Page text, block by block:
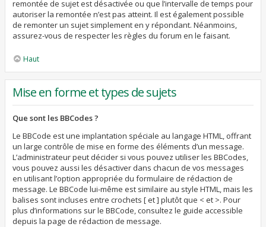
remontée de sujet est désactivée ou que l’intervalle de temps pour
autoriser la remontée n’est pas atteint. Il est également possible
de remonter un sujet simplement en y répondant. Néanmoins,
assurez-vous de respecter les règles du forum en le faisant.
Haut
Mise en forme et types de sujets
Que sont les BBCodes ?
Le BBCode est une implantation spéciale au langage HTML, offrant
un large contrôle de mise en forme des éléments d’un message.
L’administrateur peut décider si vous pouvez utiliser les BBCodes,
vous pouvez aussi les désactiver dans chacun de vos messages
en utilisant l’option appropriée du formulaire de rédaction de
message. Le BBCode lui-même est similaire au style HTML, mais les
balises sont incluses entre crochets [ et ] plutôt que < et >. Pour
plus d’informations sur le BBCode, consultez le guide accessible
depuis la page de rédaction de message.